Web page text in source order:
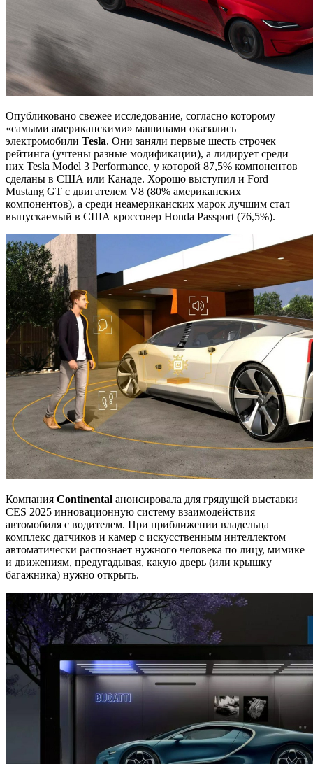
Опубликовано свежее исследование, согласно которому
«самыми американскими» машинами оказались
электромобили Tesla. Они заняли первые шесть строчек
рейтинга (учтены разные модификации), а лидирует среди
них Tesla Model 3 Performance, у которой 87,5% компонентов
сделаны в США или Канаде. Хорошо выступил и Ford
Mustang GT с двигателем V8 (80% американских
компонентов), а среди неамериканских марок лучшим стал
выпускаемый в США кроссовер Honda Passport (76,5%).
Компания Continental анонсировала для грядущей выставки
CES 2025 инновационную систему взаимодействия
автомобиля с водителем. При приближении владельца
комплекс датчиков и камер с искусственным интеллектом
автоматически распознает нужного человека по лицу, мимике
и движениям, предугадывая, какую дверь (или крышку
багажника) нужно открыть.